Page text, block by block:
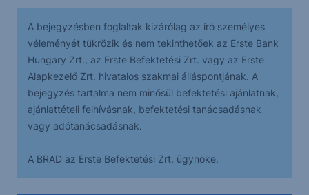
A bejegyzésben foglaltak kizárólag az író személyes
véleményét tükrözik és nem tekinthetőek az Erste Bank
Hungary Zrt., az Erste Befektetési Zrt. vagy az Erste
Alapkezelő Zrt. hivatalos szakmai álláspontjának. A
bejegyzés tartalma nem minősül befektetési ajánlatnak,
ajánlattételi felhívásnak, befektetési tanácsadásnak
vagy adótanácsadásnak.
A BRAD az Erste Befektetési Zrt. ügynöke.